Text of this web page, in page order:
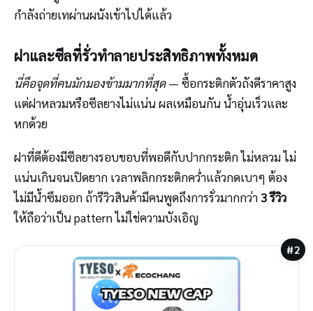
กำลังถ่ายเทผ่านผนังเข้าไปได้แล้ว
ฝาและซีลที่รั่วทำลายประสิทธิภาพทั้งหมด
นี่คือจุดที่คนมักมองข้ามมากที่สุด— ซื้อกระติกตัวถังดีราคาสูง
แต่ฝาหลวมหรือซีลยางไม่แน่น ผลเหมือนกัน น้ำอุ่นเร็วและ
หกด้วย
ฝาที่ดีต้องมีซีลยางรอบขอบที่พอดีกับปากกระติก ไม่หลวม ไม่
แน่นเกินจนเปิดยาก เวลาพลิกกระติกคว่ำแล้วกดเบาๆ ต้อง
ไม่มีน้ำซึมออก ถ้ารีวิวสินค้ามีคนพูดถึงการรั่วมากกว่า 3 รีวิว
ให้ถือว่าเป็น pattern ไม่ใช่ความบังเอิญ
#2